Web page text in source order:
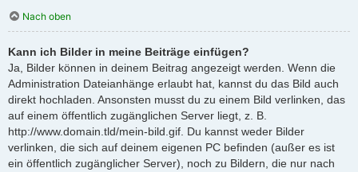
Nach oben
Kann ich Bilder in meine Beiträge einfügen?
Ja, Bilder können in deinem Beitrag angezeigt werden. Wenn die
Administration Dateianhänge erlaubt hat, kannst du das Bild auch
direkt hochladen. Ansonsten musst du zu einem Bild verlinken, das
auf einem öffentlich zugänglichen Server liegt, z. B.
http://www.domain.tld/mein-bild.gif. Du kannst weder Bilder
verlinken, die sich auf deinem eigenen PC befinden (außer es ist
ein öffentlich zugänglicher Server), noch zu Bildern, die nur nach